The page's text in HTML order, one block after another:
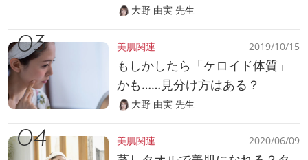
大野 由実 先生
美肌関連 2019/10/15
もしかしたら「ケロイド体質」
かも……見分け方はある？
大野 由実 先生
美肌関連 2020/06/09